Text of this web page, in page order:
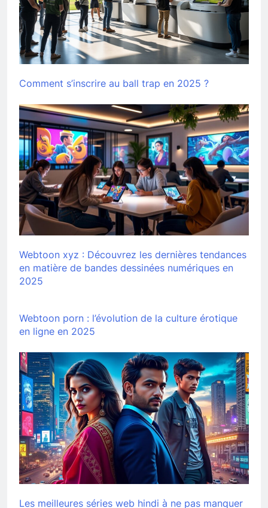
Comment s’inscrire au ball trap en 2025 ?
Webtoon xyz : Découvrez les dernières tendances
en matière de bandes dessinées numériques en
2025
Webtoon porn : l’évolution de la culture érotique
en ligne en 2025
Les meilleures séries web hindi à ne pas manquer